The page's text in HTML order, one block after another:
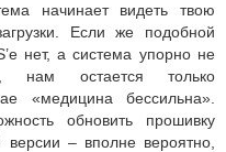
начинает видеть твою
Если же подобной
нет, а система упорно не
нам остается только
«медицина бессильна».
обновить прошивку
– вполне вероятно,